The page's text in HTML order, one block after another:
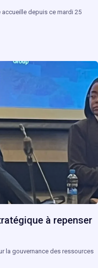
depuis ce mardi 25
à repenser
la gouvernance des ressources